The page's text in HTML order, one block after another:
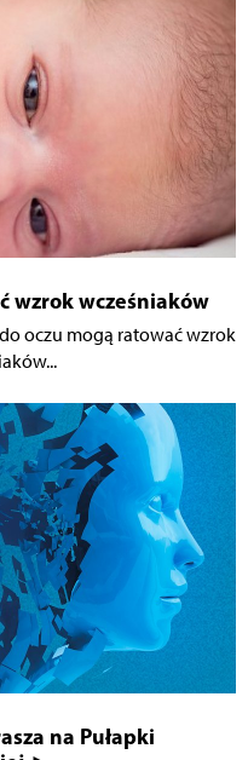
wzrok wcześniaków
oczu mogą ratować wzrok
na Pułapki